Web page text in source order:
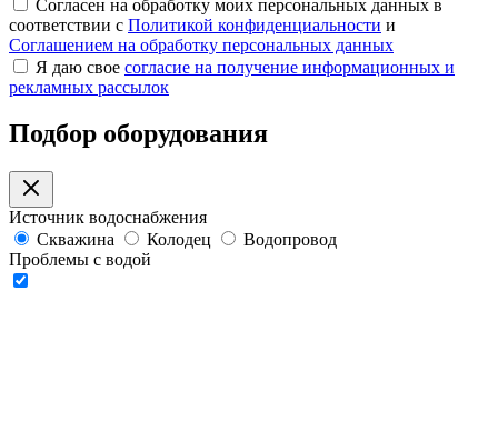
Согласен на обработку моих персональных данных в
соответствии с Политикой конфиденциальности и
Соглашением на обработку персональных данных
Я даю свое согласие на получение информационных и
рекламных рассылок
Подбор оборудования
Источник водоснабжения
Скважина
Колодец
Водопровод
Проблемы с водой